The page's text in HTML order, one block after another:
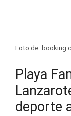
Foto de:
Playa
deporte